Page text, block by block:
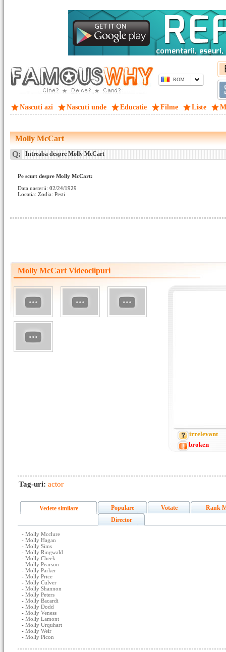
ROM
Nascuti azi Nascuti unde Educatie Filme Liste
Molly McCart
Q: Intreaba despre Molly McCart
Pe scurt despre Molly McCart:
Data nasterii: 02/24/1929
Locatia: Zodia: Pesti
Molly McCart Videoclipuri
irrelevant
broken
Tag-uri: actor
Vedete similare Populare Votate
Rank
Director
- Molly Mcclure
- Molly Hagan
- Molly Sims
- Molly Ringwald
- Molly Cheek
- Molly Pearson
- Molly Parker
- Molly Price
- Molly Culver
- Molly Shannon
- Molly Peters
- Molly Bacardi
- Molly Dodd
- Molly Veness
- Molly Lamont
- Molly Urquhart
- Molly Weir
- Molly Picon